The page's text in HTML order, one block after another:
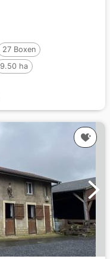
27 Boxen
9.50 ha